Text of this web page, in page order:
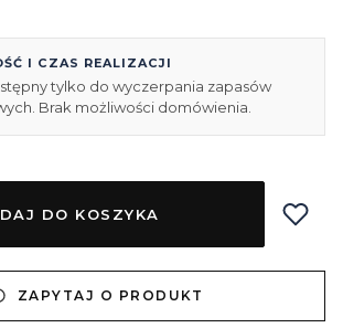
I CZAS REALIZACJI
tylko do wyczerpania zapasów
Brak możliwości domówienia.
DO KOSZYKA
ZAPYTAJ O PRODUKT